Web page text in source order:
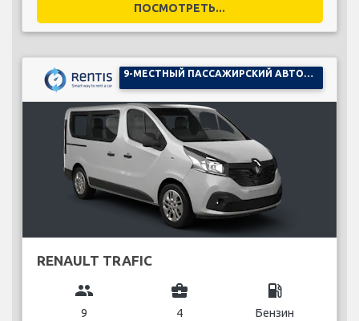
ПОСМОТРЕТЬ...
RENAULT TRAFIC
group
9
business_center
4
local_gas_station
Бензин